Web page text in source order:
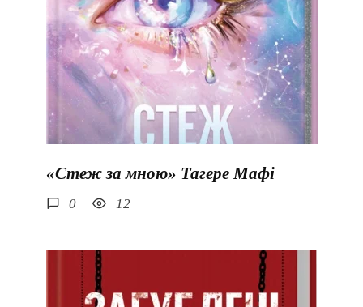
«Стеж за мною» Тагере Мафі
0 12